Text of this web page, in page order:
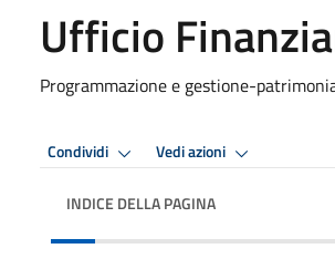
Ufficio
Programmazione e gestione-
Condividi Vedi azioni
INDICE DELLA PAGINA